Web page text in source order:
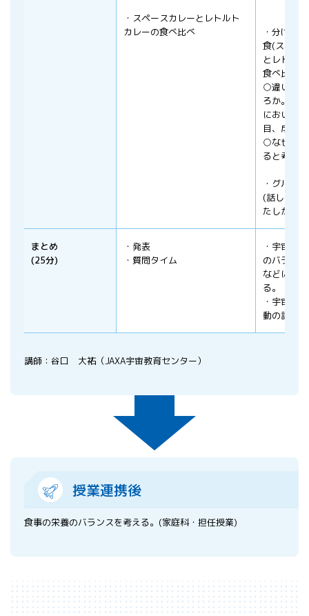
・スペースカレーとレトルト
カレーの食べ比べ
・分けら
食(スペー
とレトル
食べ比べ
○違いはど
ろか。
におい、
目、成分
○なぜその
ると考え
・グルー
(話し合い)
たしかめ
まとめ
(25分)
・発表
・質問タイム
・宇宙食
のバラン
などにつ
る。
・宇宙で
動の話を
講師：谷口 大祐（JAXA宇宙教育センター）
授業連携後
食事の栄養のバランスを考える。(家庭科・担任授業)